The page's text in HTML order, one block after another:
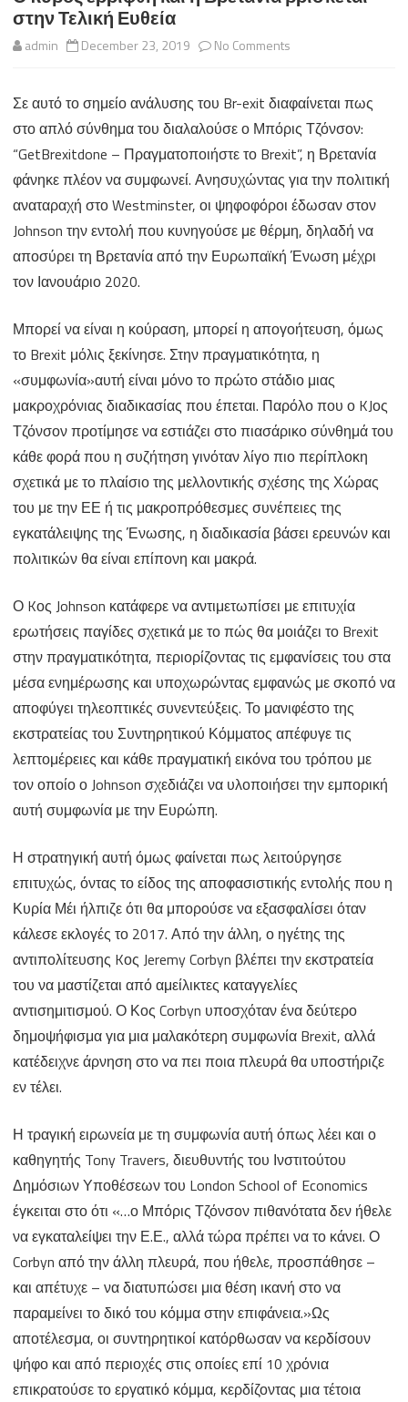
στην Τελική Ευθεία
admin December 23, 2019 No Comments
Kύβος
ερρίφθη
η
Βρετανία
βρίσκεται
Τελική
Ευθεία
Σε αυτό το σημείο ανάλυσης του Br-exit διαφαίνεται πως
στο απλό σύνθημα του διαλαλούσε ο Μπόρις Τζόνσον:
“GetBrexitdone – Πραγματοποιήστε το Brexit”, η Βρετανία
φάνηκε πλέον να συμφωνεί. Ανησυχώντας για την πολιτική
αναταραχή στο Westminster, οι ψηφοφόροι έδωσαν στον
Johnson την εντολή που κυνηγούσε με θέρμη, δηλαδή να
αποσύρει τη Βρετανία από την Ευρωπαϊκή Ένωση μέχρι
τον Ιανουάριο 2020.
Μπορεί να είναι η κούραση, μπορεί η απογοήτευση, όμως
το Brexit μόλις ξεκίνησε. Στην πραγματικότητα, η
«συμφωνία»αυτή είναι μόνο το πρώτο στάδιο μιας
μακροχρόνιας διαδικασίας που έπεται. Παρόλο που ο KJος
Τζόνσον προτίμησε να εστιάζει στο πιασάρικο σύνθημά του
κάθε φορά που η συζήτηση γινόταν λίγο πιο περίπλοκη
σχετικά με το πλαίσιο της μελλοντικής σχέσης της Χώρας
του με την ΕΕ ή τις μακροπρόθεσμες συνέπειες της
εγκατάλειψης της Ένωσης, η διαδικασία βάσει ερευνών και
πολιτικών θα είναι επίπονη και μακρά.
Ο Kος Johnson κατάφερε να αντιμετωπίσει με επιτυχία
ερωτήσεις παγίδες σχετικά με το πώς θα μοιάζει το Brexit
στην πραγματικότητα, περιορίζοντας τις εμφανίσεις του στα
μέσα ενημέρωσης και υποχωρώντας εμφανώς με σκοπό να
αποφύγει τηλεοπτικές συνεντεύξεις. Το μανιφέστο της
εκστρατείας του Συντηρητικού Κόμματος απέφυγε τις
λεπτομέρειες και κάθε πραγματική εικόνα του τρόπου με
τον οποίο ο Johnson σχεδιάζει να υλοποιήσει την εμπορική
αυτή συμφωνία με την Ευρώπη.
Η στρατηγική αυτή όμως φαίνεται πως λειτούργησε
επιτυχώς, όντας το είδος της αποφασιστικής εντολής που η
Κυρία Μέι ήλπιζε ότι θα μπορούσε να εξασφαλίσει όταν
κάλεσε εκλογές το 2017. Από την άλλη, ο ηγέτης της
αντιπολίτευσης Kος Jeremy Corbyn βλέπει την εκστρατεία
του να μαστίζεται από αμείλικτες καταγγελίες
αντισημιτισμού. Ο Κος Corbyn υποσχόταν ένα δεύτερο
δημοψήφισμα για μια μαλακότερη συμφωνία Brexit, αλλά
κατέδειχνε άρνηση στο να πει ποια πλευρά θα υποστήριζε
εν τέλει.
Η τραγική ειρωνεία με τη συμφωνία αυτή όπως λέει και ο
καθηγητής Tony Travers, διευθυντής του Ινστιτούτου
Δημόσιων Υποθέσεων του London School of Economics
έγκειται στο ότι «…ο Μπόρις Τζόνσον πιθανότατα δεν ήθελε
να εγκαταλείψει την Ε.Ε., αλλά τώρα πρέπει να το κάνει. Ο
Corbyn από την άλλη πλευρά, που ήθελε, προσπάθησε –
και απέτυχε – να διατυπώσει μια θέση ικανή στο να
παραμείνει το δικό του κόμμα στην επιφάνεια.»Ως
αποτέλεσμα, οι συντηρητικοί κατόρθωσαν να κερδίσουν
ψήφο και από περιοχές στις οποίες επί 10 χρόνια
επικρατούσε το εργατικό κόμμα, κερδίζοντας μια τέτοια